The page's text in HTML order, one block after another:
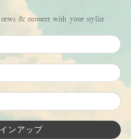
& connect with your stylist
ンアップ